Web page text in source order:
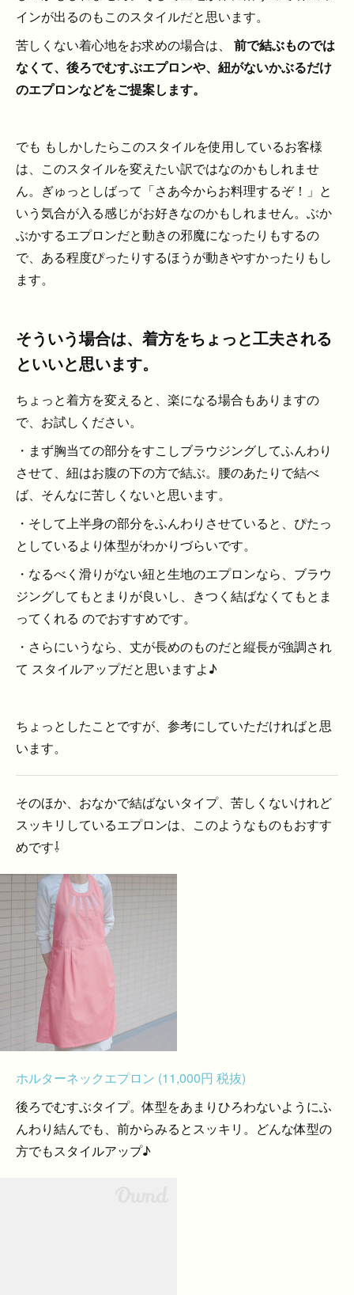
インが出るのもこのスタイルだと思います。
苦しくない着心地をお求めの場合は、 前で結ぶものでは
なくて、後ろでむすぶエプロンや、紐がないかぶるだけ
のエプロンなどをご提案します。
でも もしかしたらこのスタイルを使用しているお客様
は、このスタイルを変えたい訳ではなのかもしれませ
ん。ぎゅっとしばって「さあ今からお料理するぞ！」と
いう気合が入る感じがお好きなのかもしれません。ぶか
ぶかするエプロンだと動きの邪魔になったりもするの
で、ある程度ぴったりするほうが動きやすかったりもし
ます。
そういう場合は、着方をちょっと工夫される
といいと思います。
ちょっと着方を変えると、楽になる場合もありますの
で、お試しください。
・まず胸当ての部分をすこしブラウジングしてふんわり
させて、紐はお腹の下の方で結ぶ。腰のあたりで結べ
ば、そんなに苦しくないと思います。
・そして上半身の部分をふんわりさせていると、ぴたっ
としているより体型がわかりづらいです。
・なるべく滑りがない紐と生地のエプロンなら、ブラウ
ジングしてもとまりが良いし、きつく結ばなくてもとま
ってくれる のでおすすめです。
・さらにいうなら、丈が長めのものだと縦長が強調され
て スタイルアップだと思いますよ♪
ちょっとしたことですが、参考にしていただければと思
います。
そのほか、おなかで結ばないタイプ、苦しくないけれど
スッキリしているエプロンは、このようなものもおすす
めです⇩
ホルターネックエプロン (11,000円 税抜)
後ろでむすぶタイプ。体型をあまりひろわないようにふ
んわり結んでも、前からみるとスッキリ。どんな体型の
方でもスタイルアップ♪